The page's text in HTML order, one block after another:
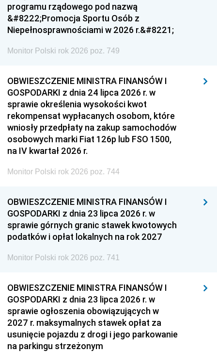
programu rządowego pod nazwą
&#8222;Promocja Sportu Osób z
Niepełnosprawnościami w 2026 r.&#8221;
Monitor Polski rok 2026 poz. 749
OBWIESZCZENIE MINISTRA FINANSÓW I
GOSPODARKI z dnia 24 lipca 2026 r. w
sprawie określenia wysokości kwot
rekompensat wypłacanych osobom, które
wniosły przedpłaty na zakup samochodów
osobowych marki Fiat 126p lub FSO 1500,
na IV kwartał 2026 r.
Monitor Polski rok 2026 poz. 744
OBWIESZCZENIE MINISTRA FINANSÓW I
GOSPODARKI z dnia 23 lipca 2026 r. w
sprawie górnych granic stawek kwotowych
podatków i opłat lokalnych na rok 2027
Monitor Polski rok 2026 poz. 741
OBWIESZCZENIE MINISTRA FINANSÓW I
GOSPODARKI z dnia 23 lipca 2026 r. w
sprawie ogłoszenia obowiązujących w
2027 r. maksymalnych stawek opłat za
usunięcie pojazdu z drogi i jego parkowanie
na parkingu strzeżonym